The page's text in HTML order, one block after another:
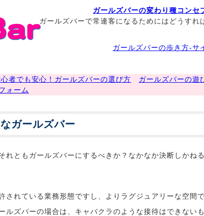
ガールズバーの変わり種コンセ
ガールズバーで常連客になるためにはどうすれ
ガールズバーの歩き方-サ
者でも安心！ガールズバーの選び方 ガールズバーの遊
ォーム
ガールズバー
れともガールズバーにするべきか？なかなか決断しかね
されている業務形態ですし、よりラグジュアリーな空間
ルズバーの場合は、キャバクラのような接待はできないも